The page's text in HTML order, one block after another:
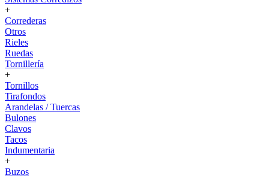
+
Correderas
Otros
Rieles
Ruedas
Tornillería
+
Tornillos
Tirafondos
Arandelas / Tuercas
Bulones
Clavos
Tacos
Indumentaria
+
Buzos